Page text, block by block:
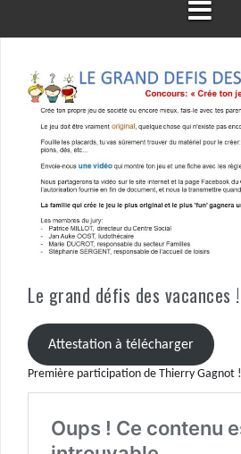
Le grand défis des vacances !
Attestation à télécharger
Première participation de Thierry Gagnot !